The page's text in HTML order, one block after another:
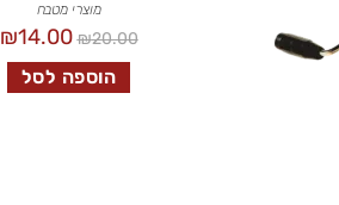
מוצרי מטבח
₪20.00
₪14.00
הוספה לסל